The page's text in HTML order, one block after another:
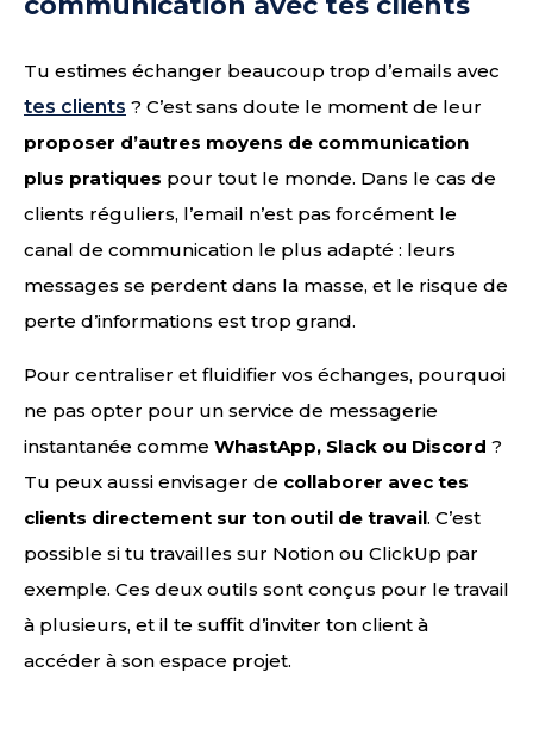
Tu estimes échanger beaucoup trop d’emails avec
tes clients ? C’est sans doute le moment de leur
proposer d’autres moyens de communication
plus pratiques pour tout le monde. Dans le cas de
clients réguliers, l’email n’est pas forcément le
canal de communication le plus adapté : leurs
messages se perdent dans la masse, et le risque de
perte d’informations est trop grand.
Pour centraliser et fluidifier vos échanges, pourquoi
ne pas opter pour un service de messagerie
instantanée comme WhastApp, Slack ou Discord ?
Tu peux aussi envisager de collaborer avec tes
clients directement sur ton outil de travail. C’est
possible si tu travailles sur Notion ou ClickUp par
exemple. Ces deux outils sont conçus pour le travail
à plusieurs, et il te suffit d’inviter ton client à
accéder à son espace projet.